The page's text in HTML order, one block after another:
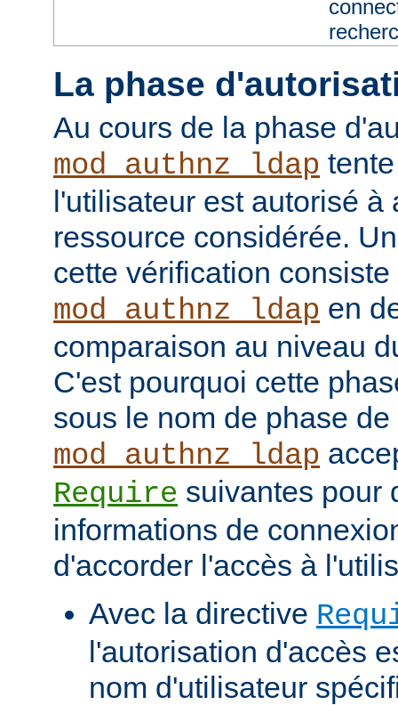
La phase
Au cours de la phase
mod_authnz_ldap
l'utilisateur est autorisé à
ressource considérée.
cette vérification consiste
mod_authnz_ldap en
comparaison au niveau
C'est pourquoi cette
sous le nom de phase
mod_authnz_ldap
Require suivantes pour
informations de
d'accorder l'accès à
Avec la directive
l'autorisation d'accès
nom d'utilisateur